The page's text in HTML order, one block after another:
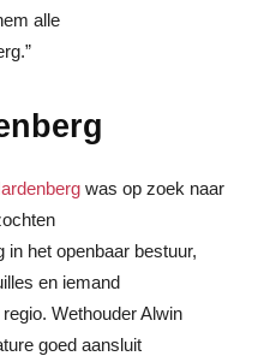
alle
was op zoek naar
het openbaar bestuur,
en iemand
Wethouder Alwin
goed aansluit